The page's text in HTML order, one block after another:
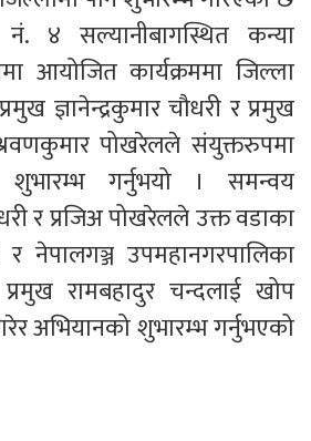
४ सल्यानीबागस्थित कन्या
आयोजित कार्यक्रममा जिल्ला
ज्ञानेन्द्रकुमार चौधरी र प्रमुख
पोखरेलले संयुक्तरुपमा
गर्नुभयो । समन्वय
र प्रजिअ पोखरेलले उक्त वडाका
नेपालगञ्ज उपमहानगरपालिका
रामबहादुर चन्दलाई खोप
अभियानको शुभारम्भ गर्नुभएको